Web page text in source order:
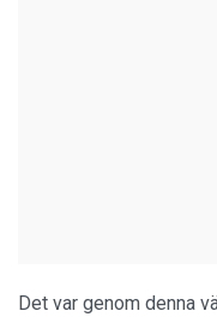
Det var genom denna